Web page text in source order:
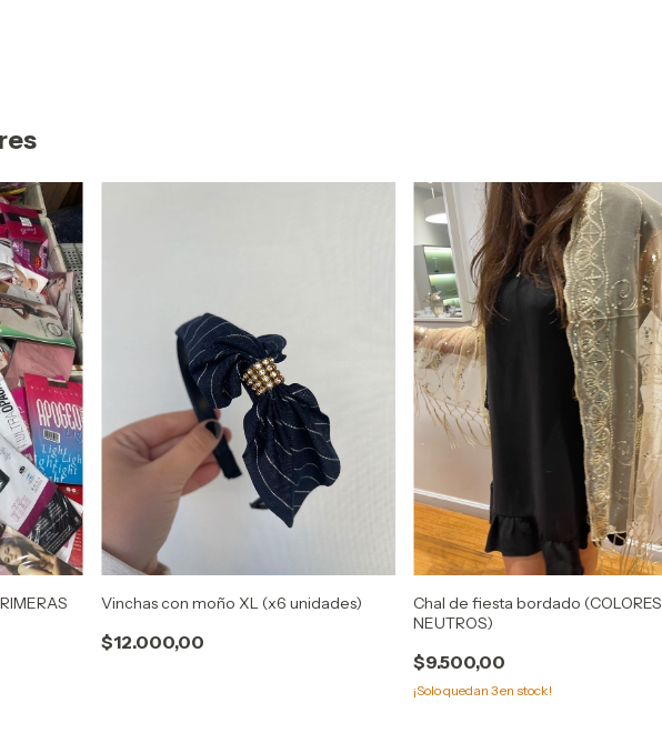
Vinchas con moño XL (x6 unidades)
$12.000,00
Chal de fiesta bordado (COLORES
NEUTROS)
$9.500,00
¡Solo quedan 3en stock!